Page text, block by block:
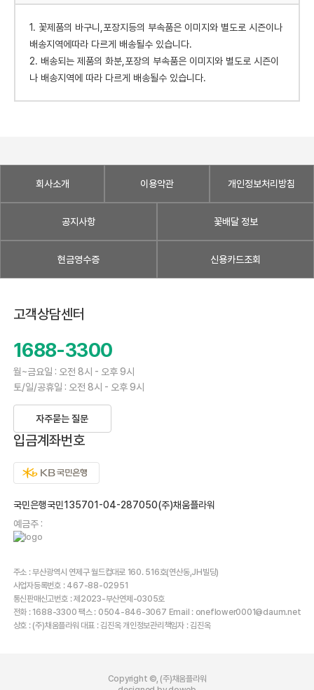
1. 꽃제품의 바구니,포장지등의 부속품은 이미지와 별도로 시즌이나
배송지역에따라 다르게 배송될수 있습니다.
2. 배송되는 제품의 화분,포장의 부속품은 이미지와 별도로 시즌이
나 배송지역에 따라 다르게 배송될수 있습니다.
회사소개 이용약관 개인정보처리방침
공지사항 꽃배달 정보
현금영수증 신용카드조회
고객상담센터
1688-3300
월~금요일 : 오전 8시 - 오후 9시
토/일/공휴일 : 오전 8시 - 오후 9시
자주묻는 질문
입금계좌번호
국민은행국민135701-04-287050(주)채움플라워
예금주 :
주소 : 부산광역시 연제구 월드컵대로 160. 516호(연산동,JH빌딩)
사업자등록번호 : 467-88-02951
통신판매신고번호 : 제2023-부산연제-0305호
전화 : 1688-3300 팩스 : 0504-846-3067 Email : oneflower0001@daum.net
상호 : (주)채움플라워 대표 : 김진옥 개인정보관리책임자 : 김진옥
Copyright ©, (주)채움플라워